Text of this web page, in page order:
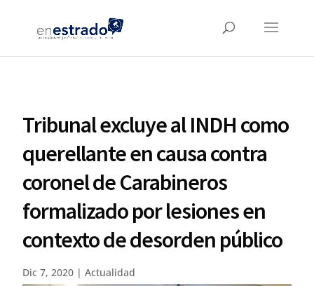
Tribunal excluye al INDH como
querellante en causa contra
coronel de Carabineros
formalizado por lesiones en
contexto de desorden público
Dic 7, 2020 |Actualidad